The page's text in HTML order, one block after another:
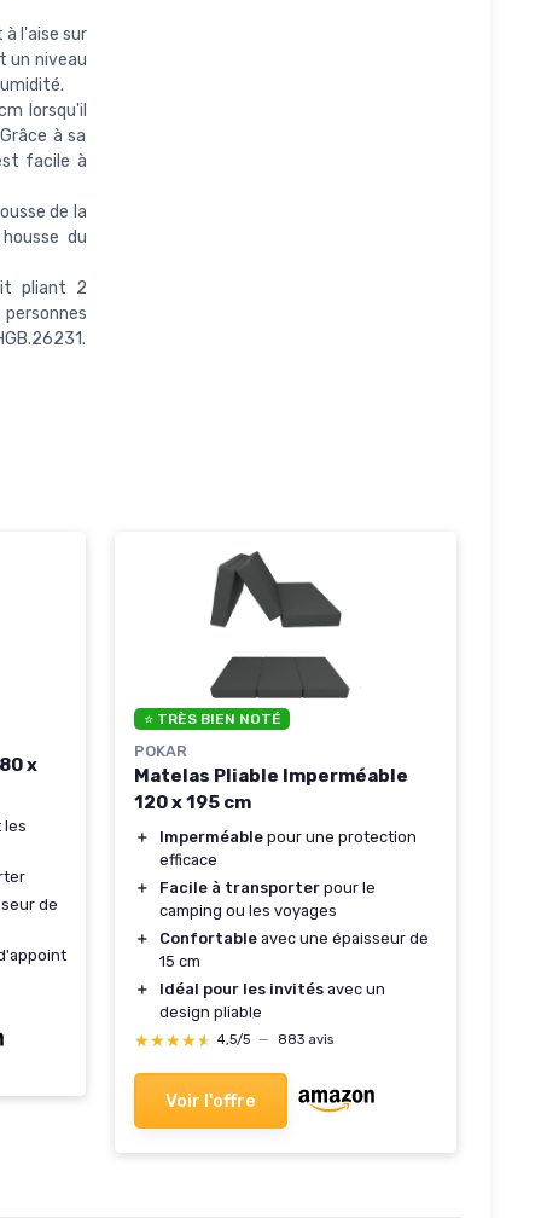
l'aise sur
un niveau
lorsqu'il
à sa
facile à
de la
du
pliant 2
x
les
de
⭐ TRÈS BIEN NOTÉ
POKAR
Matelas Pliable Imperméable
120 x 195 cm
＋ Imperméable pour une protection
efficace
＋
Facile à transporter pour le
camping ou les voyages
＋
Confortable avec une épaisseur de
15 cm
＋
Idéal pour les invités avec un
design pliable
★★★★★
★★★★★ 4,5/5 — 883 avis
Voir l'offre